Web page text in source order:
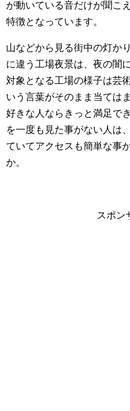
が動いている音だけが聞こ
特徴となっています。
山などから見る街中の灯か
に違う工場夜景は、夜の闇
対象となる工場の様子は芸
いう言葉がそのまま当ては
好きな人ならきっと満足で
を一度も見た事がない人は
ていてアクセスも簡単な事
か。
スポン